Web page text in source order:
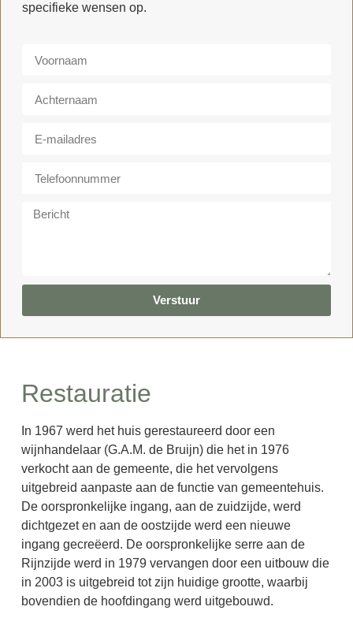
specifieke wensen op.
Verstuur
Restauratie
In 1967 werd het huis gerestaureerd door een
wijnhandelaar (G.A.M. de Bruijn) die het in 1976
verkocht aan de gemeente, die het vervolgens
uitgebreid aanpaste aan de functie van gemeentehuis.
De oorspronkelijke ingang, aan de zuidzijde, werd
dichtgezet en aan de oostzijde werd een nieuwe
ingang gecreëerd. De oorspronkelijke serre aan de
Rijnzijde werd in 1979 vervangen door een uitbouw die
in 2003 is uitgebreid tot zijn huidige grootte, waarbij
bovendien de hoofdingang werd uitgebouwd.